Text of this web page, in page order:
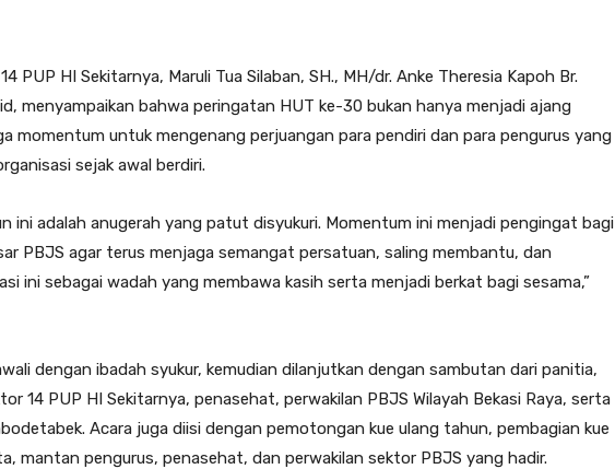
PUP HI Sekitarnya, Maruli Tua Silaban, SH., MH/dr. Anke Theresia Kapoh Br.
menyampaikan bahwa peringatan HUT ke-30 bukan hanya menjadi ajang
momentum untuk mengenang perjuangan para pendiri dan para pengurus yang
sejak awal berdiri.
ini adalah anugerah yang patut disyukuri. Momentum ini menjadi pengingat bagi
PBJS agar terus menjaga semangat persatuan, saling membantu, dan
ini sebagai wadah yang membawa kasih serta menjadi berkat bagi sesama,”
dengan ibadah syukur, kemudian dilanjutkan dengan sambutan dari panitia,
14 PUP HI Sekitarnya, penasehat, perwakilan PBJS Wilayah Bekasi Raya, serta
Acara juga diisi dengan pemotongan kue ulang tahun, pembagian kue
mantan pengurus, penasehat, dan perwakilan sektor PBJS yang hadir.